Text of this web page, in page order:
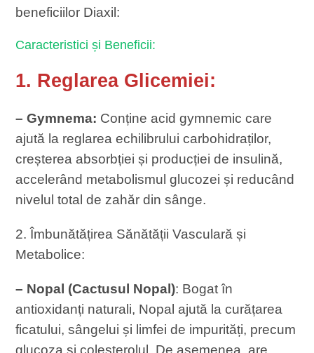
beneficiilor Diaxil:
Caracteristici și Beneficii:
1. Reglarea Glicemiei:
– Gymnema: Conține acid gymnemic care
ajută la reglarea echilibrului carbohidraților,
creșterea absorbției și producției de insulină,
accelerând metabolismul glucozei și reducând
nivelul total de zahăr din sânge.
2. Îmbunătățirea Sănătății Vasculară și
Metabolice:
– Nopal (Cactusul Nopal): Bogat în
antioxidanți naturali, Nopal ajută la curățarea
ficatului, sângelui și limfei de impurități, precum
glucoza și colesterolul. De asemenea, are